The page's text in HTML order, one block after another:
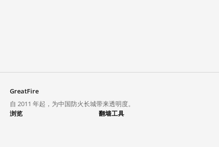
GreatFire
自 2011 年起，为中国防火长城带来透明度。
浏览
翻墙工具